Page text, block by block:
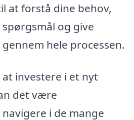
at forstå dine behov,
og give
hele processen.
investere i et nyt
det være
i de mange